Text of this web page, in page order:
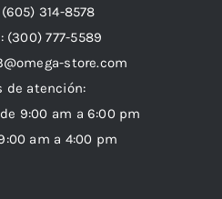
314-8578
(300) 777-5589
store.com
de atención:
9:00 am a 6:00 pm
am a 4:00 pm